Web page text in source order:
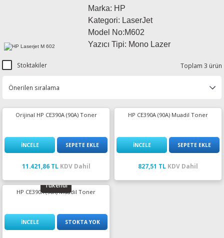
Marka: HP
Kategori: LaserJet
Model No:M602
Yazıcı Tipi: Mono Lazer
Stoktakiler Toplam 3 ürün
Orijinal HP CE390A (90A) Toner
İNCELE SEPETE EKLE
11.421,86 TL KDV Dahil
HP CE390A (90A) Muadil Toner
İNCELE SEPETE EKLE
827,51 TL KDV Dahil
Tükendi
HP CE390X (90X) Muadil Toner
İNCELE STOKTA YOK